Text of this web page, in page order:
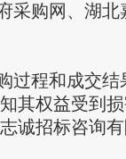
购网、湖北
程和成交结
其权益受到
诚招标咨询